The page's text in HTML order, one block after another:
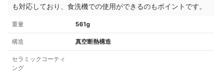
も対応しており、食洗機での使用ができるのもポイントです。
重量 561g
構造 真空断熱構造
セラミックコーティ
ング